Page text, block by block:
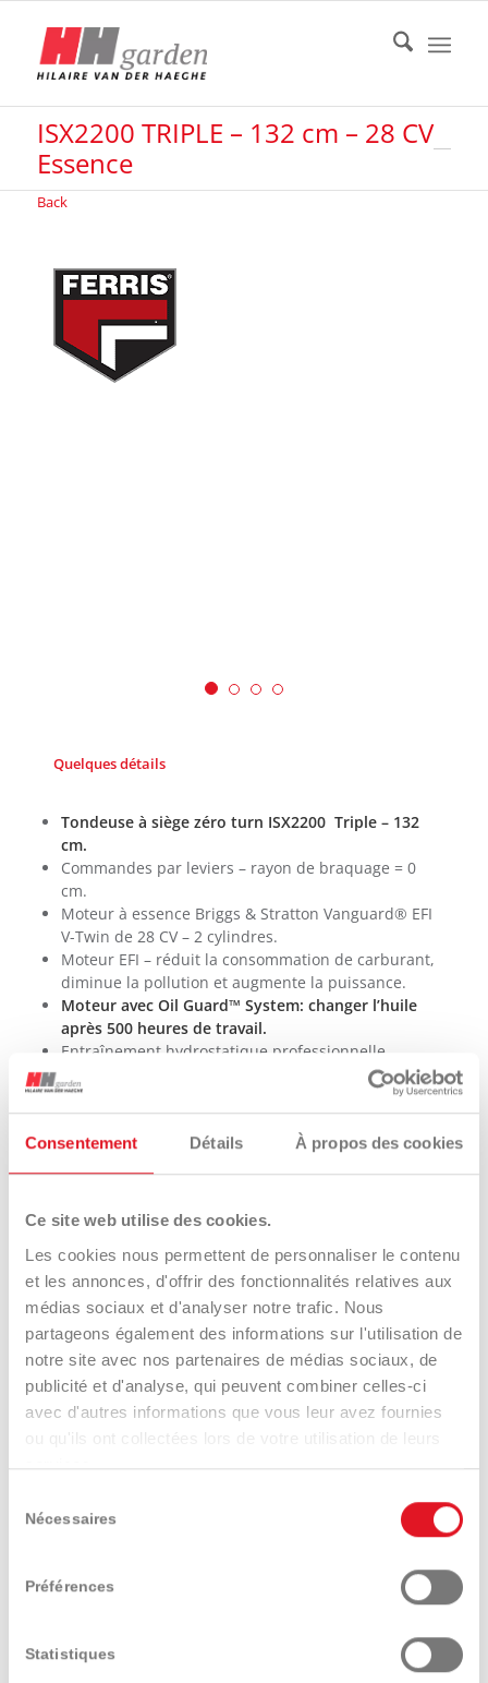
Consentement Détails À propos des cookies
Ce site web utilise des cookies.
Les cookies nous permettent de personnaliser le contenu
et les annonces, d'offrir des fonctionnalités relatives aux
médias sociaux et d'analyser notre trafic. Nous
partageons également des informations sur l'utilisation de
notre site avec nos partenaires de médias sociaux, de
publicité et d'analyse, qui peuvent combiner celles-ci
avec d'autres informations que vous leur avez fournies
ou qu'ils ont collectées lors de votre utilisation de leurs
services.
Nécessaires
Préférences
Statistiques
ISX2200 TRIPLE – 132 cm – 28 CV
Essence
Back
Quelques détails
Tondeuse à siège zéro turn ISX2200 Triple – 132
cm.
Commandes par leviers – rayon de braquage = 0
cm.
Moteur à essence Briggs & Stratton Vanguard® EFI
V-Twin de 28 CV – 2 cylindres.
Moteur EFI – réduit la consommation de carburant,
diminue la pollution et augmente la puissance.
Moteur avec Oil Guard™ System: changer l’huile
après 500 heures de travail.
Entraînement hydrostatique professionnelle
Plateau de coupe TRIPLE iCD™ mécano-soudé
avec entraînement par 2 courroies.
Solution tout-en-un: éjection latérale, éjection
Système de suspension ISX™ breveté avec 4 bras
et berceau arrière avec ressorts hélicoïdaux
réglables (système breveté).
Vitesse de tonte maximale 18 km/h ou 1,90 ha/h.
Exécution professionnelle.
INTERACTIONS
Trouver un distributeur